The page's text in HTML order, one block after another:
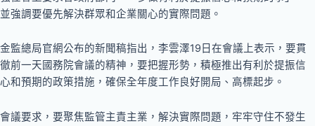
並強調要優先解決群眾和企業關心的實際問題。
金監總局官網公布的新聞稿指出，李雲澤19日在會議上表示，要貫
徹前一天國務院會議的精神，要把握形勢，積極推出有利於提振信
心和預期的政策措施，確保全年度工作良好開局、高標起步。
會議要求，要聚焦監管主責主業，解決實際問題，牢牢守住不發生